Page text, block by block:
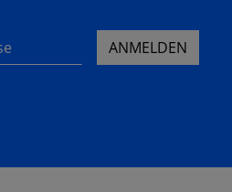
ANMELDEN